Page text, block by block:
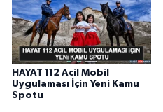
HAYAT 112 Acil Mobil
Uygulaması İçin Yeni Kamu
Spotu